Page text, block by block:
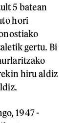
5 batean
hori
gertu. Bi
hiru aldiz
1947 -